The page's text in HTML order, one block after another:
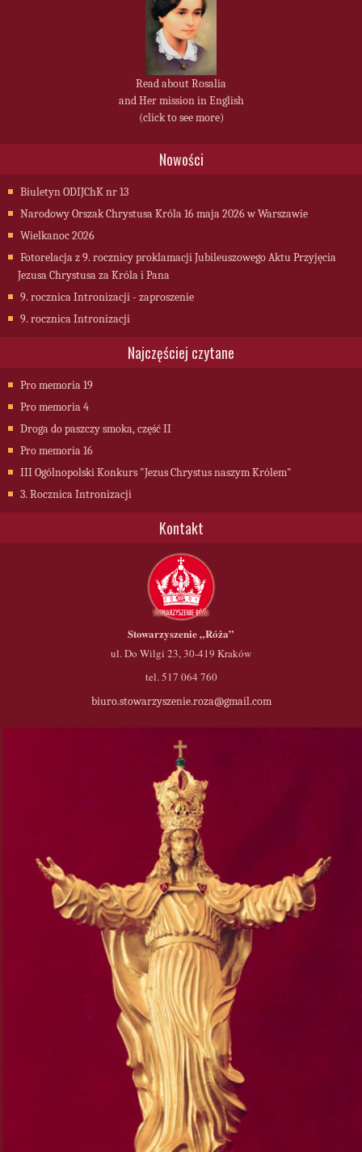
Read about Rosalia
and Her mission in English
(click to see more)
Nowości
Biuletyn ODIJChK nr 13
Narodowy Orszak Chrystusa Króla 16 maja 2026 w Warszawie
Wielkanoc 2026
Fotorelacja z 9. rocznicy proklamacji Jubileuszowego Aktu Przyjęcia
Jezusa Chrystusa za Króla i Pana
9. rocznica Intronizacji - zaproszenie
9. rocznica Intronizacji
Najczęściej czytane
Pro memoria 19
Pro memoria 4
Droga do paszczy smoka, część II
Pro memoria 16
III Ogólnopolski Konkurs "Jezus Chrystus naszym Królem"
3. Rocznica Intronizacji
Kontakt
Stowarzyszenie„Róża”
ul. Do Wilgi 23, 30-419 Kraków
tel. 517 064 760
biuro.stowarzyszenie.roza@gmail.com